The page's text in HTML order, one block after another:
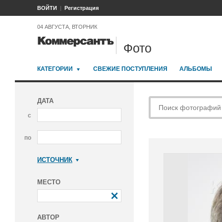
ВОЙТИ Регистрация
04 АВГУСТА, ВТОРНИК
Фото
КАТЕГОРИИ СВЕЖИЕ ПОСТУПЛЕНИЯ АЛЬБОМЫ
ДАТА
с
по
ИСТОЧНИК
МЕСТО
АВТОР